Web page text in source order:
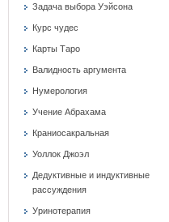
Задача выбора Уэйсона
Курс чудес
Карты Таро
Валидность аргумента
Нумерология
Учение Абрахама
Краниосакральная
Уоллок Джоэл
Дедуктивные и индуктивные
рассуждения
Уринотерапия